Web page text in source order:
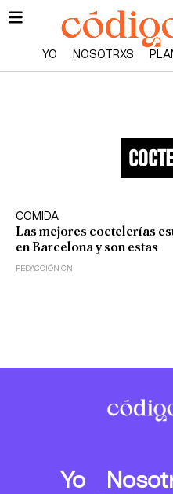
YO NOSOTRXS
COMIDA
Las mejores coctelerías
en Barcelona y son estas
REDACCIÓN CN
Yo